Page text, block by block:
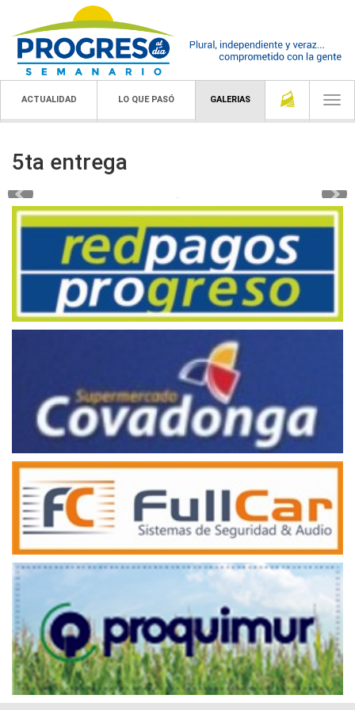
ACTUALIDAD LO QUE PASÓ GALERIAS
5ta entrega